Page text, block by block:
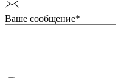
Ваше сообщение*